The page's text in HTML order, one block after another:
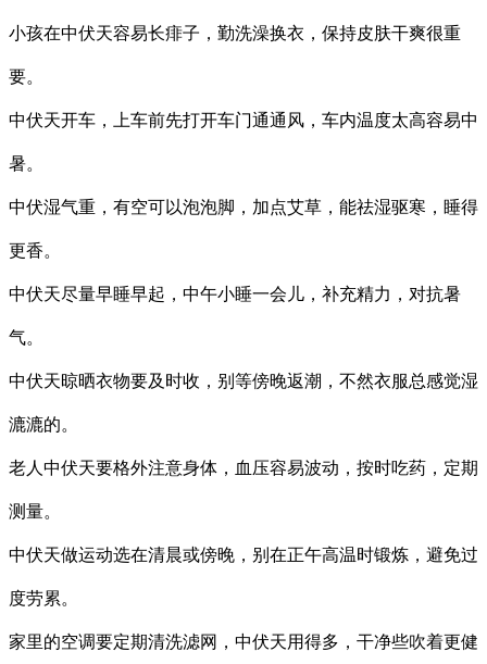
小孩在中伏天容易长痱子，勤洗澡换衣，保持皮肤干爽很重
要。
中伏天开车，上车前先打开车门通通风，车内温度太高容易中
暑。
中伏湿气重，有空可以泡泡脚，加点艾草，能祛湿驱寒，睡得
更香。
中伏天尽量早睡早起，中午小睡一会儿，补充精力，对抗暑
气。
中伏天晾晒衣物要及时收，别等傍晚返潮，不然衣服总感觉湿
漉漉的。
老人中伏天要格外注意身体，血压容易波动，按时吃药，定期
测量。
中伏天做运动选在清晨或傍晚，别在正午高温时锻炼，避免过
度劳累。
家里的空调要定期清洗滤网，中伏天用得多，干净些吹着更健